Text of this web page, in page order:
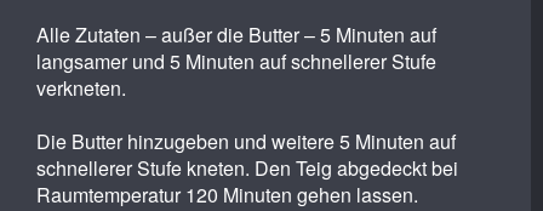
Alle Zutaten – außer die Butter – 5 Minuten auf
langsamer und 5 Minuten auf schnellerer Stufe
verkneten.
Die Butter hinzugeben und weitere 5 Minuten auf
schnellerer Stufe kneten. Den Teig abgedeckt bei
Raumtemperatur 120 Minuten gehen lassen.